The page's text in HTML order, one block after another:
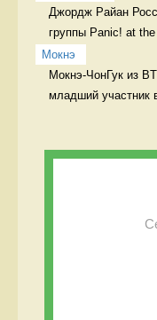
Джордж Райан Росс
группы Panic! at
Мокнэ
Мокнэ-ЧонГук из